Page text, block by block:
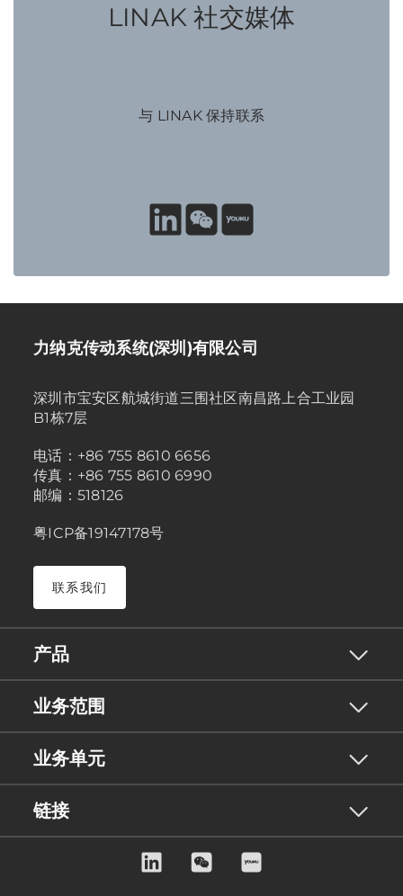
LINAK 社交媒体
与 LINAK 保持联系
力纳克传动系统(深圳)有限公司
深圳市宝安区航城街道三围社区南昌路上合工业园
B1栋7层
电话：+86 755 8610 6656
传真：+86 755 8610 6990
邮编：518126
粤ICP备19147178号
联系我们
产品
业务范围
业务单元
链接